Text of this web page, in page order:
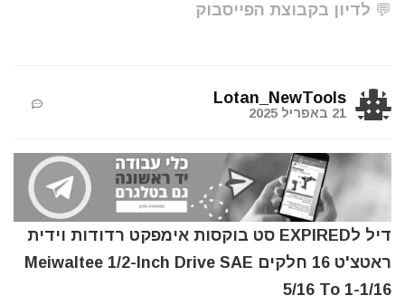
💬 לדיון בקבוצת הפייסבוק
Lotan_NewTools
21 באפריל 2025
דיל לEXPIRED סט בוקסות אימפקט רדודות וידית
ראטצ'ט 16 חלקים Meiwaltee 1/2-Inch Drive SAE
5/16 To 1-1/16